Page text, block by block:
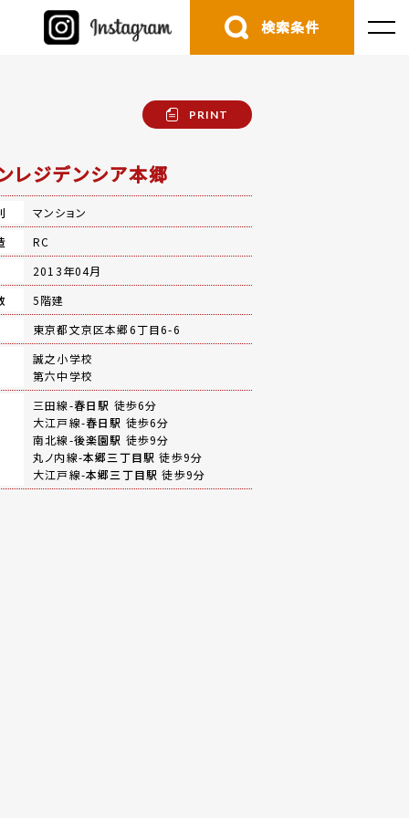
検索条件
PRINT
レジデンシア本郷
マンション
RC
2013年04月
5階建
東京都文京区本郷6丁目6-6
誠之小学校
第六中学校
三田線-春日駅 徒歩6分
大江戸線-春日駅 徒歩6分
南北線-後楽園駅 徒歩9分
丸ノ内線-本郷三丁目駅 徒歩9分
大江戸線-本郷三丁目駅 徒歩9分